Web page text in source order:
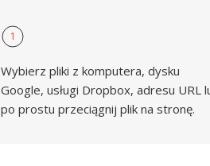
1
Wybierz pliki z komputera, dysku
Google, usługi Dropbox, adresu URL
po prostu przeciągnij plik na stronę.